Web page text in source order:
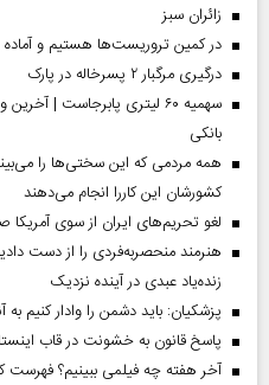
‌زائران سبز
در کمین تروریست‌ها هستیم و آماده
درگیری مرگبار ۲ پسرخاله در پارک
سهمیه ۶۰ لیتری پابرجاست |
بانکی
همه مردمی که این سختی‌ها را
کشورشان این کاررا انجام می‌دهند
لغو تحریم‌های ایران از سوی
زنده‌یاد عبدی در آینده نزدیک
پزشکیان: باید دشمن را وادار کنیم به
پاسخ قانون به خشونت در قاب
آخر هفته چه فیلمی ببینیم؟